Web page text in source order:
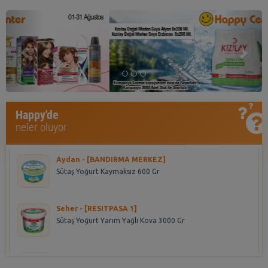
Previous Next
Happy'de
neler oluyor
Aydan - [BANDIRMA MERKEZ]
Sütaş Yoğurt Kaymaksız 600 Gr
Seher - [RESITPASA 1]
Sütaş Yoğurt Yarım Yağlı Kova 3000 Gr